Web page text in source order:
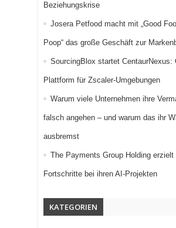
Beziehungskrise
Josera Petfood macht mit „Good
Poop“ das große Geschäft zur
SourcingBlox startet CentaurNexus:
Plattform für Zscaler-Umgebungen
Warum viele Unternehmen ihre
falsch angehen – und warum das ihr
ausbremst
The Payments Group Holding erzielt
Fortschritte bei ihren AI-Projekten
KATEGORIEN